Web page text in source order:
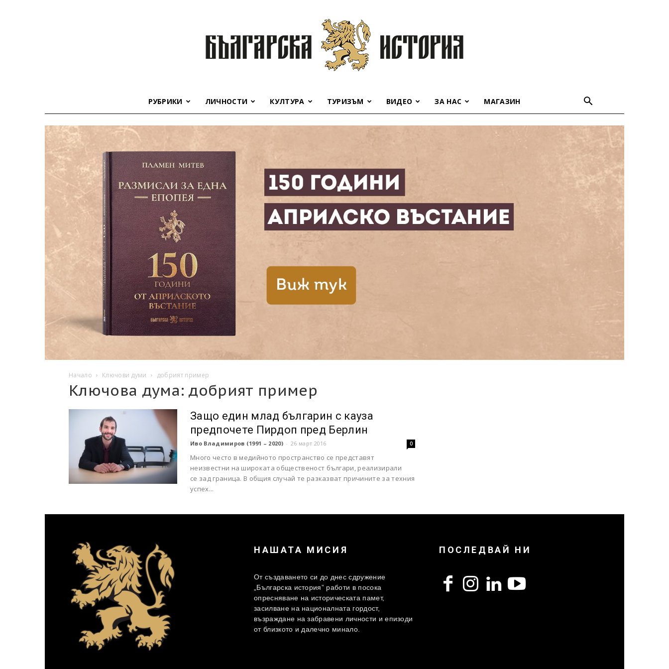
история
РУБРИКИ ЛИЧНОСТИ КУЛТУРА ТУРИЗЪМ ВИДЕО ЗА НАС МАГАЗИН
Начало Ключови думи добрият пример
Ключова дума: добрият пример
Защо един млад българин с кауза
предпочете Пирдоп пред Берлин
Иво Владимиров (1991 – 2020) - 26 март 2016 0
Много често в медийното пространство се представят
неизвестни на широката общественост българи, реализирали
се зад граница. В общия случай те разказват причините за техния
успех...
НАШАТА МИСИЯ
От създаването си до днес сдружение
„Българска история” работи в посока
опресняване на историческата памет,
засилване на националната гордост,
възраждане на забравени личности и епизоди
от близкото и далечно минало.
ПОСЛЕДВАЙ НИ